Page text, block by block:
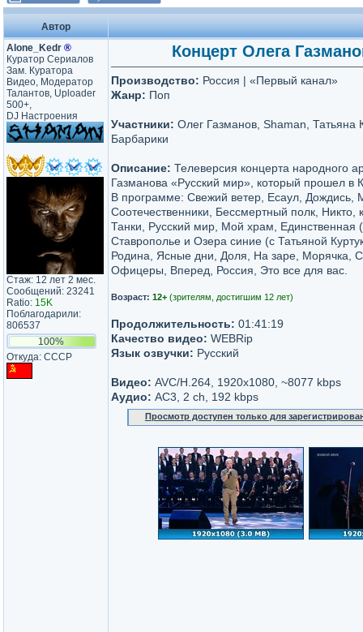
Автор
Alone_Kedr ®
Куратор Сериалов
Зам. Куратора
Видео, Модератор
Талантов, Uploader
500+,
DJ Настроения
Стаж: 12 лет 2 мес.
Сообщений: 23241
Ratio: 15K
Поблагодарили:
806537
100%
Откуда: CCCP
Концерт Олега
Производство: Россия | «Первый канал»
Жанр: Поп
Участники: Олег Газманов, Shaman, Татьяна
Барбарики
Описание: Телеверсия концерта народного
Газманова «Русский мир», который прошел в
В программе: Свежий ветер, Есаул, Дождись,
Соотечественники, Бессмертный полк, Никто,
Танки, Русский мир, Мой храм, Единственная
Ставрополье и Озера синие (с Татьяной
Родина, Ясные дни, Доля, На заре, Морячка,
Офицеры, Вперед, Россия, Это все для вас.
Возраст: 12+ (зрителям, достигшим 12 лет)
Продолжительность: 01:41:19
Качество видео: WEBRip
Язык озвучки: Русский
Видео: AVC/H.264, 1920x1080, ~8077 kbps
Аудио: AC3, 2 ch, 192 kbps
Просмотр доступен только для